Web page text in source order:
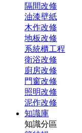
隔間改修
油漆壁紙
木作改修
地板改修
系統櫃工程
衛浴改修
廚房改修
門窗改修
照明改修
泥作改修
知識庫
知識分區